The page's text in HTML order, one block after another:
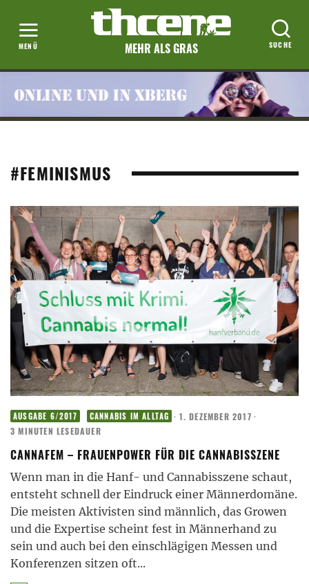
MEHR ALS GRAS
#FEMINISMUS
AUSGABE 6/2017 CANNABIS IM ALLTAG · 1. DEZEMBER 2017 ·
3 MINUTEN LESEDAUER
CANNAFEM – FRAUENPOWER FÜR DIE CANNABISSZENE
Wenn man in die Hanf- und Cannabisszene schaut,
entsteht schnell der Eindruck einer Männerdomäne.
Die meisten Aktivisten sind männlich, das Growen
und die Expertise scheint fest in Männerhand zu
sein und auch bei den einschlägigen Messen und
Konferenzen sitzen oft...